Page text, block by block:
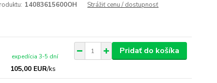
14083615600OH Strážiť cenu / dostupnosť
105,00 EUR/ks
expedícia 3-5 dní
Pridať do košíka